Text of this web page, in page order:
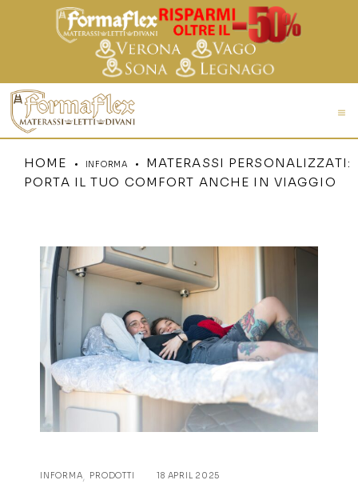
HOME INFORMA
MATERASSI PERSONALIZZATI:
PORTA IL TUO COMFORT ANCHE IN VIAGGIO
INFORMA PRODOTTI 18 APRIL 2025